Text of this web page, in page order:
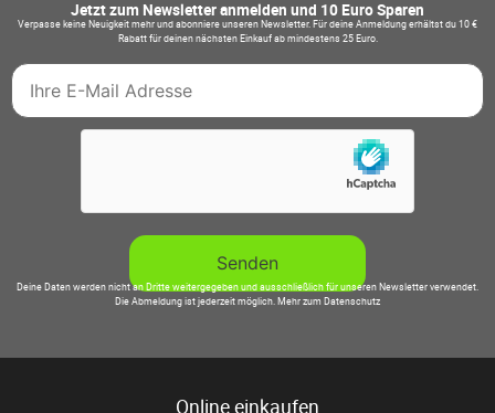
Jetzt zum Newsletter anmelden und 10 Euro Sparen
Verpasse keine Neuigkeit mehr und abonniere unseren Newsletter. Für deine Anmeldung erhältst du 10 €
Rabatt für deinen nächsten Einkauf ab mindestens 25 Euro.
Deine Daten werden nicht an Dritte weitergegeben und ausschließlich für unseren Newsletter verwendet.
Die Abmeldung ist jederzeit möglich.Mehr zum Datenschutz
Online einkaufen